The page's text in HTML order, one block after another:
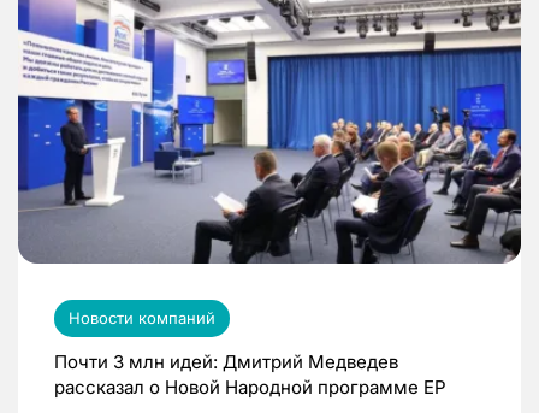
Новости компаний
Почти 3 млн идей: Дмитрий Медведев
рассказал о Новой Народной программе ЕР